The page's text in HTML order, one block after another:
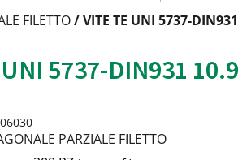
FILETTO/ VITE TE UNI 5737-
5737-DIN931 10.9
PARZIALE FILETTO